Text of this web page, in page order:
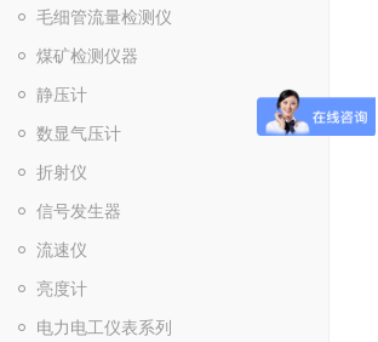
毛细管流量检测仪
煤矿检测仪器
静压计
数显气压计
折射仪
信号发生器
流速仪
亮度计
电力电工仪表系列